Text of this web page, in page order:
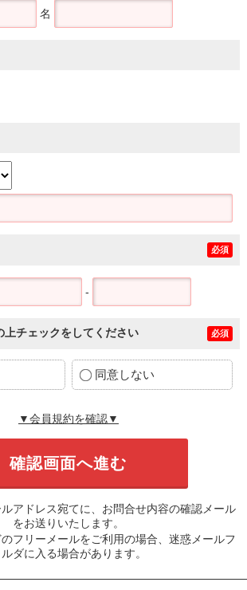
名
必須
-
上チェックをしてください 必須
同意しない
▼会員規約を確認▼
アドレス宛てに、お問合せ内容の確認メール
をお送りいたします。
フリーメールをご利用の場合、迷惑メールフ
ルダに入る場合があります。